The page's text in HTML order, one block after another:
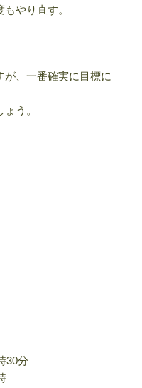
やり直す。
、一番確実に目標に
う。
30分